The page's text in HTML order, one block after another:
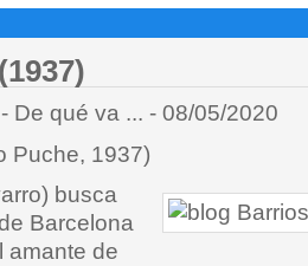
- De qué va ... - 08/05/2020
Puche, 1937)
busca
Barcelona
amante de